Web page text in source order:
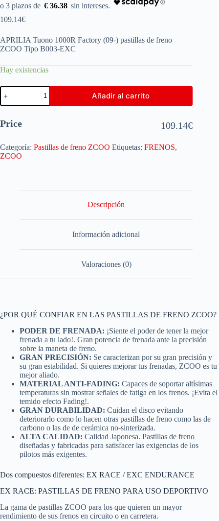
€ 36.38
109.14€
APRILIA Tuono 1000R Factory (09-) pastillas de freno
ZCOO Tipo B003-EXC
Hay existencias
Añadir al carrito
Price 109.14€
Categoría: Pastillas de freno ZCOO Etiquetas: FRENOS,
ZCOO
Descripción
Información adicional
Valoraciones (0)
¿POR QUÉ CONFIAR EN LAS PASTILLAS DE FRENO ZCOO?
PODER DE FRENADA: ¡Siente el poder de tener la mejor
frenada a tu lado!. Gran potencia de frenada ante la precisión
sobre la maneta de freno.
GRAN PRECISIÓN: Se caracterizan por su gran precisión y
su gran estabilidad. Si quieres mejorar tus frenadas, ZCOO es tu
mejor aliado.
MATERIAL ANTI-FADING: Capaces de soportar altísimas
temperaturas sin mostrar señales de fatiga en los frenos. ¡Evita el
temido efecto Fading!.
GRAN DURABILIDAD: Cuidan el disco evitando
deteriorarlo como lo hacen otras pastillas de freno como las de
carbono o las de de cerámica no-sinterizada.
ALTA CALIDAD: Calidad Japonesa. Pastillas de freno
diseñadas y fabricadas para satisfacer las exigencias de los
pilotos más exigentes.
Dos compuestos diferentes: EX RACE / EXC ENDURANCE
EX RACE: PASTILLAS DE FRENO PARA USO DEPORTIVO
La gama de pastillas ZCOO para los que quieren un mayor
rendimiento de sus frenos en circuito o en carretera.